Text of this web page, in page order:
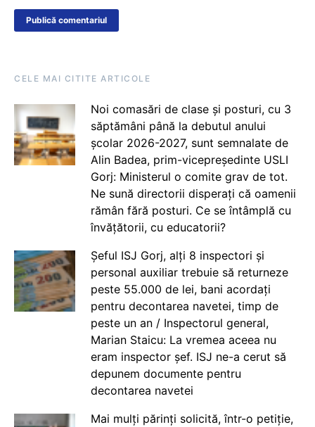
CELE MAI CITITE ARTICOLE
Noi comasări de clase și posturi, cu 3
săptămâni până la debutul anului
școlar 2026-2027, sunt semnalate de
Alin Badea, prim-vicepreședinte USLI
Gorj: Ministerul o comite grav de tot.
Ne sună directorii disperați că oamenii
rămân fără posturi. Ce se întâmplă cu
învățătorii, cu educatorii?
Șeful ISJ Gorj, alți 8 inspectori și
personal auxiliar trebuie să returneze
peste 55.000 de lei, bani acordați
pentru decontarea navetei, timp de
peste un an / Inspectorul general,
Marian Staicu: La vremea aceea nu
eram inspector șef. ISJ ne-a cerut să
depunem documente pentru
decontarea navetei
Mai mulți părinți solicită, într-o petiție,